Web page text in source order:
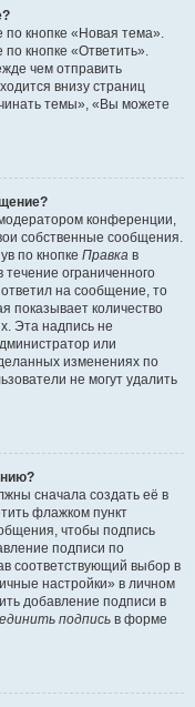
кнопке «Новая тема».
кнопке «Ответить».
чем отправить
внизу страниц
темы», «Вы можете
конференции,
собственные сообщения.
по кнопке Правка в
ограниченного
на сообщение, то
показывает количество
Эта надпись не
или
изменениях по
не могут удалить
сначала создать её в
флажком пункт
чтобы подпись
подписи по
соответствующий выбор в
настройки» в личном
добавление подписи в
подпись в форме